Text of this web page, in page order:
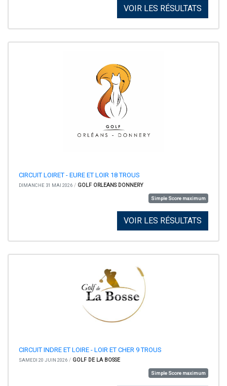
VOIR LES RÉSULTATS
CIRCUIT LOIRET - EURE ET LOIR 18 TROUS
DIMANCHE 31 MAI 2026 / GOLF ORLEANS DONNERY
Simple Score maximum
VOIR LES RÉSULTATS
CIRCUIT INDRE ET LOIRE - LOIR ET CHER 9 TROUS
SAMEDI 20 JUIN 2026 / GOLF DE LA BOSSE
Simple Score maximum